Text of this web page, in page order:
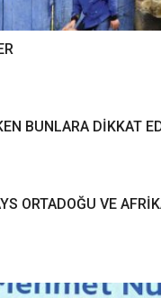
BUNLARA DİKKAT
ORTADOĞU VE